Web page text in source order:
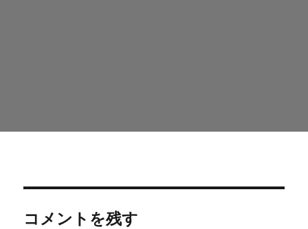
コメントを残す